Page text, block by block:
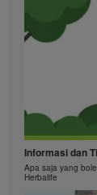
Informasi dan
Apa saja yang
Herbalife